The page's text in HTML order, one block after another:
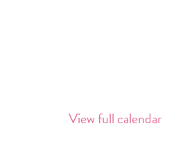
View full calendar